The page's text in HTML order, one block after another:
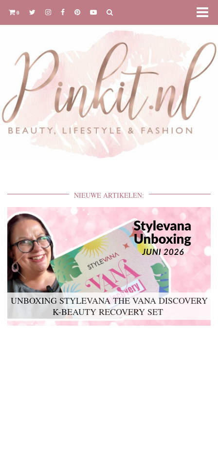
0
NIEUWE ARTIKELEN:
UNBOXING STYLEVANA THE VANA DISCOVERY
K-BEAUTY RECOVERY SET